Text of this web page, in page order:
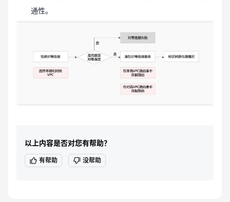
通性。
以上内容是否对您有帮助？
有帮助 没帮助